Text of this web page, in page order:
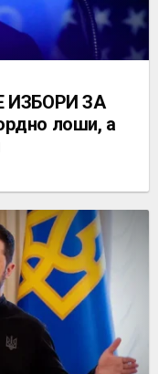
ЗА
лоши, а